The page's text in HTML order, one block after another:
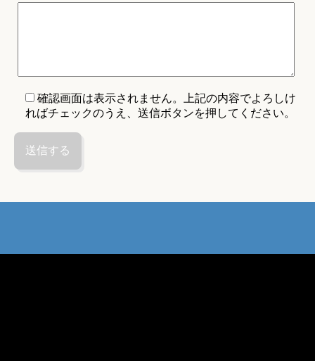
確認画面は表示されません。上記の内容でよろしけ
ればチェックのうえ、送信ボタンを押してください。